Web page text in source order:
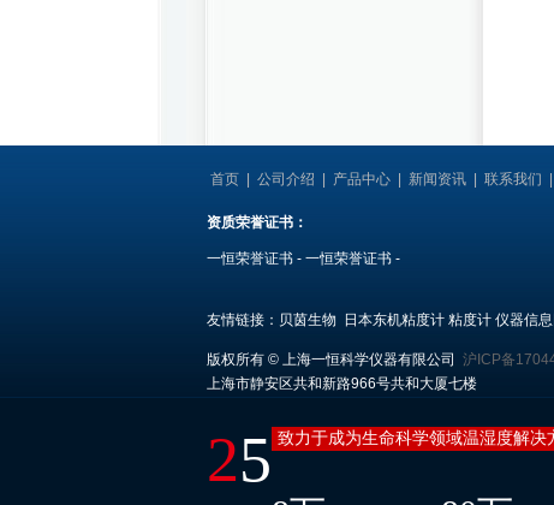
首页 公司介绍 产品中心 新闻资讯 联系我们
资质荣誉证书：
一恒荣誉证书 - 一恒荣誉证书 -
友情链接： 贝茵生物 日本东机粘度计 粘度计 仪器信
版权所有 © 上海一恒科学仪器有限公司 沪ICP备
上海市静安区共和新路966号共和大厦七楼
25 致力于成为生命科学领域温湿度解决